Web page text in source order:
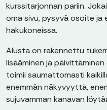
kurssitarjonnan pariin.
oma sivu, pysyvä osoite
hakukoneissa.
Alusta on rakennettu
lisääminen ja
toimii saumattomasti
enemmän näkyvyyttä,
sujuvamman kanavan